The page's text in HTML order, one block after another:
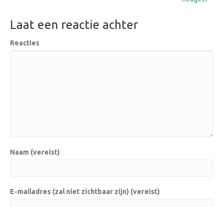
Laat een reactie achter
Reacties
Naam (vereist)
E-mailadres (zal niet zichtbaar zijn) (vereist)